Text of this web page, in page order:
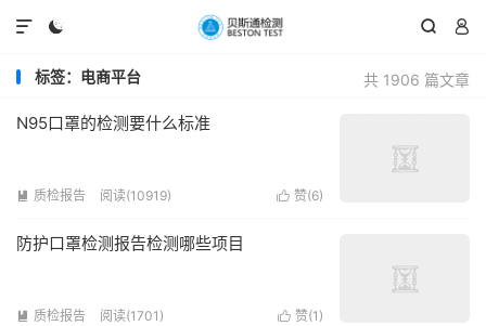
  

共 1906 篇文章
标签：电商平台
N95口罩的检测要什么标准
 赞(6)
 质检报告 阅读(10919)
防护口罩检测报告检测哪些项目
 赞(1 )
 质检报告 阅读(1701)